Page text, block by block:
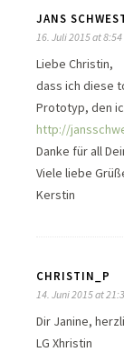
JANS
16. Juli 2015 at 8:54
Liebe Christin,
dass ich diese
Prototyp, den
http://
Danke für all
Viele liebe
Kerstin
CHRISTIN_P
14. Juni 2015 at
Dir Janine,
LG Xhristin